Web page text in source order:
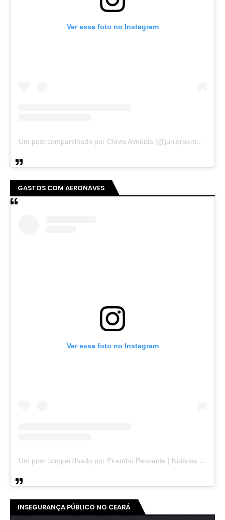
Ver essa foto no Instagram
Um post compartilhado por Clovis Almeida (@juniorpentecoste01)
GASTOS COM AERONAVES
Ver essa foto no Instagram
Um post compartilhado por Pirambu Pensante | Notícias & Entretenimento (@pirambupensante)
INSEGURANÇA PÚBLICO NO CEARÁ